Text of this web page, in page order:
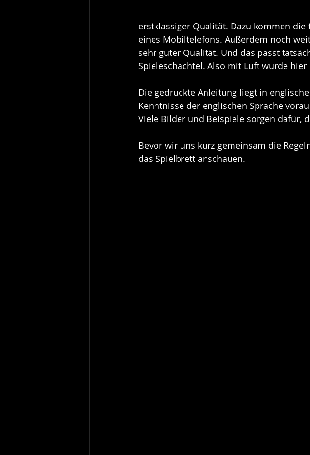
erstklassiger Qualität. Dazu kommen
eines Mobiltelefons. Außerdem noch
sehr guter Qualität. Und das passt
Spieleschachtel. Also mit Luft wurde
Die gedruckte Anleitung liegt in
Kenntnisse der englischen Sprache
Viele Bilder und Beispiele sorgen dafür,
Bevor wir uns kurz gemeinsam die
das Spielbrett anschauen.